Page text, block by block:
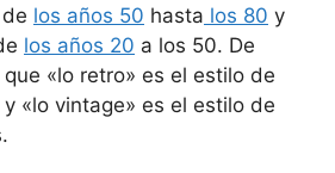
los años 50 hasta los 80 y
los años 20 a los 50. De
«lo retro» es el estilo de
«lo vintage» es el estilo de